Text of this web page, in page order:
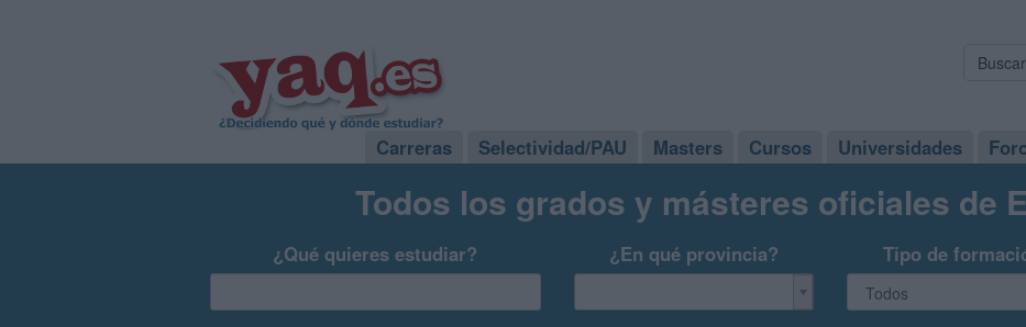
Buscar
Carreras Selectividad/PAU Masters Cursos Universidades
Todos los grados y másteres oficiales de
¿Qué quieres estudiar? ¿En qué provincia? Tipo de